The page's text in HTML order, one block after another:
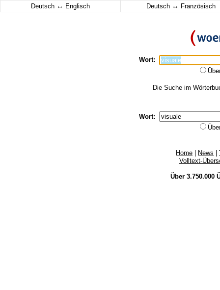
Deutsch ↔ Englisch Deutsch ↔ Französisch
Wort:
Die Suche im
Wort:
Home News
Volltext-
Über 3.750.000